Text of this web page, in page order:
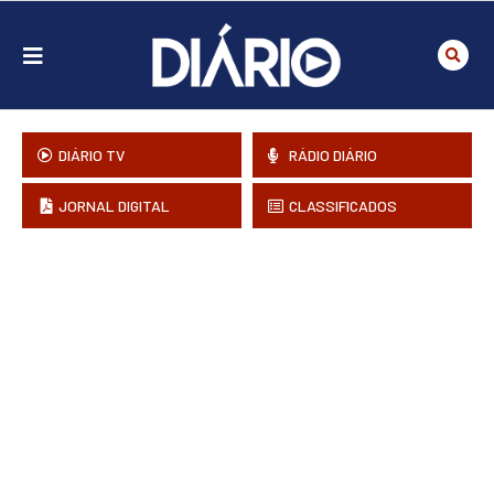
DIÁRIO TV RÁDIO DIÁRIO
JORNAL DIGITAL CLASSIFICADOS